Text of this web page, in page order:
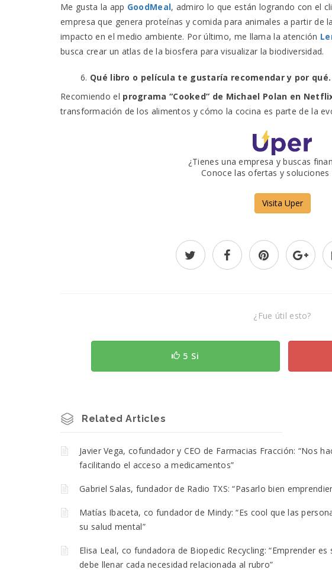
Me gusta la app GoodMeal, admiro lo que están logrando con el
empresa que genera proteínas y comida para animales a partir de
impacto en el medio ambiente. Por último, me llama la atención
busca crear un atlas de la biosfera para visualizar la biodiversidad.
Qué libro o película te gustaría recomendar y por qué.
Recomiendo el programa “Cooked” de Michael Polan en
transformación de los alimentos y cómo la cocina es parte de la
¿Tienes una empresa y buscas
Conoce las ofertas y soluciones
Visita Uper
¿Fue útil esto?
5 Si
Related Articles
Javier Vega, cofundador y CEO de Farmacias Fracción: “Nos
facilitando el acceso a medicamentos”
Gabriel Salas, fundador de Radio TXS: “Pasarlo bien
Matías Ibaceta, co fundador de Mindy: “Es cool que las
su salud mental”
Elisa Leal, co fundadora de Biopedic Recycling: “Emprender
debe llenar cada necesidad relacionada al rubro”